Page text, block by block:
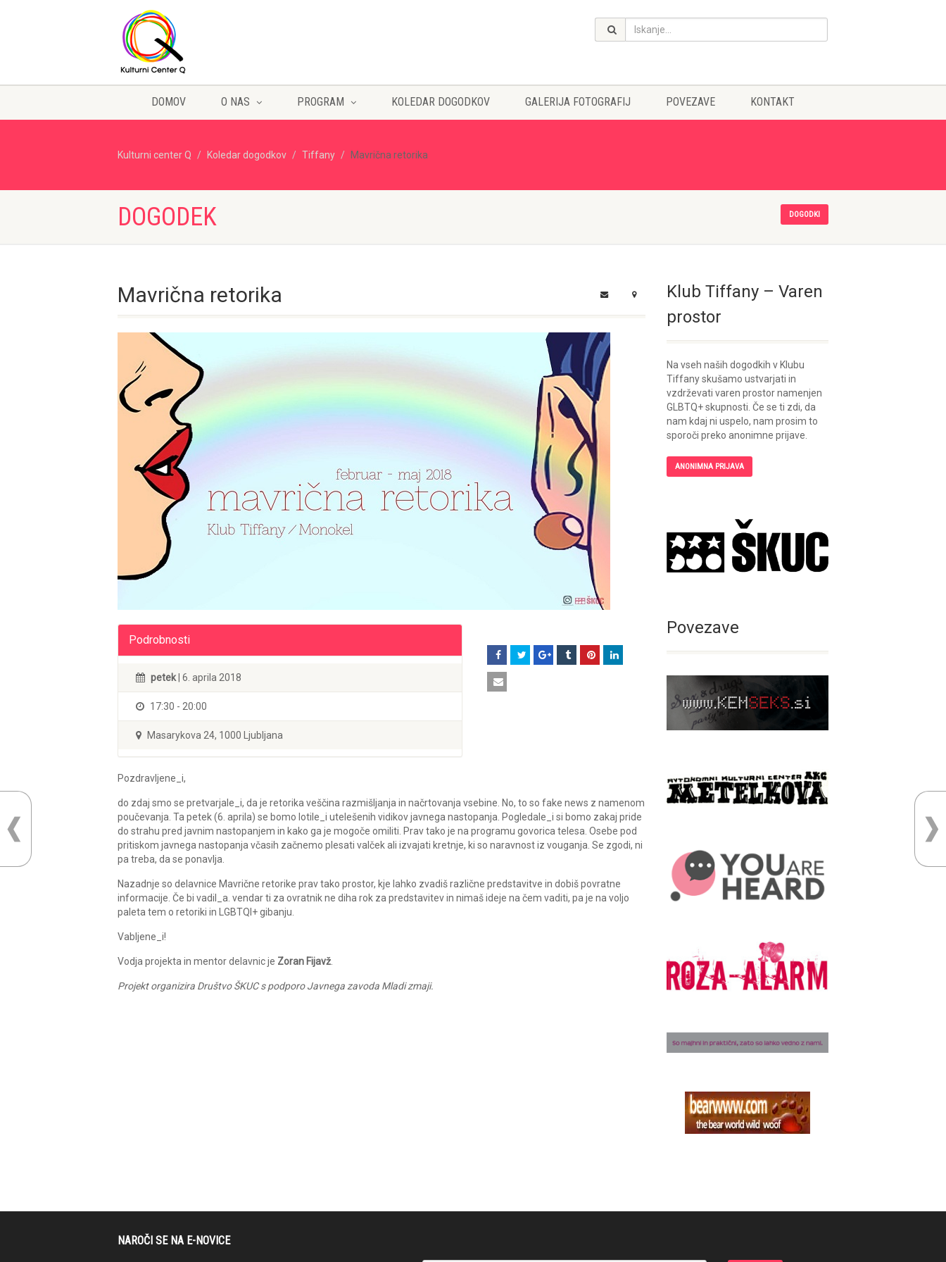
DOMOV O NAS PROGRAM KOLEDAR DOGODKOV GALERIJA FOTOGRAFIJ POVEZAVE KONTAKT
Kulturni center Q Koledar dogodkov Tiffany Mavrična retorika
DOGODEK DOGODKI
Mavrična retorika
Podrobnosti
petek | 6. aprila 2018
17:30 - 20:00
Masarykova 24, 1000 Ljubljana
Pozdravljene_i,
do zdaj smo se pretvarjale_i, da je retorika veščina razmišljanja in načrtovanja vsebine. No, to so fake news z namenom
poučevanja. Ta petek (6. aprila) se bomo lotile_i utelešenih vidikov javnega nastopanja. Pogledale_i si bomo zakaj pride
do strahu pred javnim nastopanjem in kako ga je mogoče omiliti. Prav tako je na programu govorica telesa. Osebe pod
pritiskom javnega nastopanja včasih začnemo plesati valček ali izvajati kretnje, ki so naravnost iz vouganja. Se zgodi, ni
pa treba, da se ponavlja.
Nazadnje so delavnice Mavrične retorike prav tako prostor, kje lahko zvadiš različne predstavitve in dobiš povratne
informacije. Če bi vadil_a. vendar ti za ovratnik ne diha rok za predstavitev in nimaš ideje na čem vaditi, pa je na voljo
paleta tem o retoriki in LGBTQI+ gibanju.
Vabljene_i!
Vodja projekta in mentor delavnic je Zoran Fijavž
Projekt organizira Društvo ŠKUC s podporo Javnega zavoda Mladi zmaji.
Klub Tiffany – Varen
prostor
Na vseh naših dogodkih v Klubu
Tiffany skušamo ustvarjati in
vzdrževati varen prostor namenjen
GLBTQ+ skupnosti. Če se ti zdi, da
nam kdaj ni uspelo, nam prosim to
sporoči preko anonimne prijave.
ANONIMNA PRIJAVA
Povezave
NAROČI SE NA E-NOVICE